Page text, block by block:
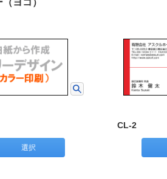
ヨコ）
選択
CL-2